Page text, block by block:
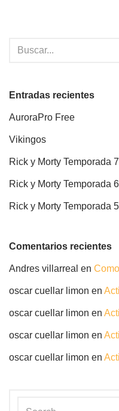
Entradas recientes
AuroraPro Free
Vikingos
Rick y Morty Temporada 7
Rick y Morty Temporada 6
Rick y Morty Temporada 5
Comentarios recientes
Andres villarreal en
oscar cuellar limon en
oscar cuellar limon en
oscar cuellar limon en
oscar cuellar limon en